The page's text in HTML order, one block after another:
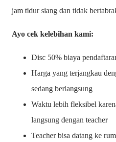
jam tidur siang dan tidak
Ayo cek kelebihan kami:
Disc 50% biaya
Harga yang terjangkau
sedang berlangsung
Waktu lebih fleksibel
langsung dengan teacher
Teacher bisa datang ke